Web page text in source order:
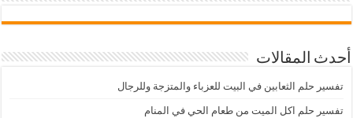
أحدث المقالات
تفسير حلم الثعابين في البيت للعزباء والمتزجة وللرجال
تفسير حلم اكل الميت من طعام الحي في المنام